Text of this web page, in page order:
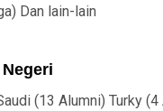
Dan lain-lain
(13 Alumni) Turky